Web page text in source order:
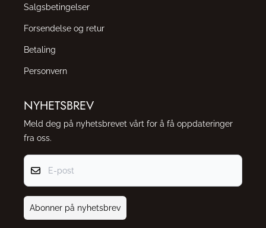
Salgsbetingelser
Forsendelse og retur
Betaling
Personvern
NYHETSBREV
Meld deg på nyhetsbrevet vårt for å få oppdateringer
fra oss.
E-post
Abonner på nyhetsbrev